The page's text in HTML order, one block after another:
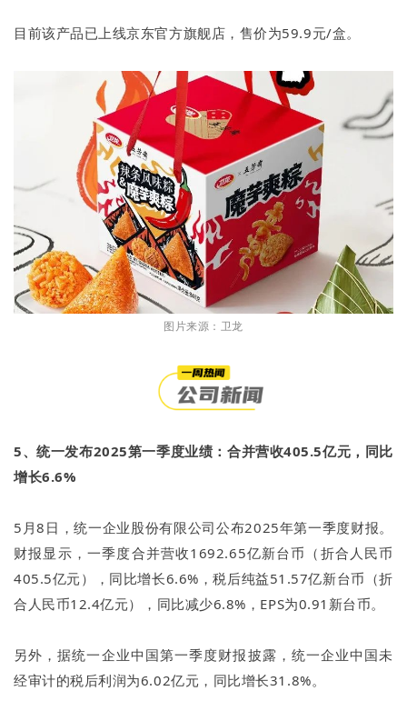
目前该产品已上线京东官方旗舰店，售价为59.9元/盒。
图片来源：卫龙
5、统一发布2025第一季度业绩：合并营收405.5亿元，同比
增长6.6%
5月8日，统一企业股份有限公司公布2025年第一季度财报。
财报显示，一季度合并营收1692.65亿新台币（折合人民币
405.5亿元），同比增长6.6%，税后纯益51.57亿新台币（折
合人民币12.4亿元），同比减少6.8%，EPS为0.91新台币。
另外，据统一企业中国第一季度财报披露，统一企业中国未
经审计的税后利润为6.02亿元，同比增长31.8%。